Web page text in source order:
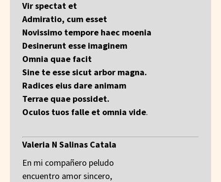
Vir spectat et
Admiratio, cum esset
Novissimo tempore haec moenia
Desinerunt esse imaginem
Omnia quae facit
Sine te esse sicut arbor magna.
Radices eius dare animam
Terrae quae possidet.
Oculos tuos falle et omnia vide.
Valeria N Salinas Catala
En mi compañero peludo
encuentro amor sincero,